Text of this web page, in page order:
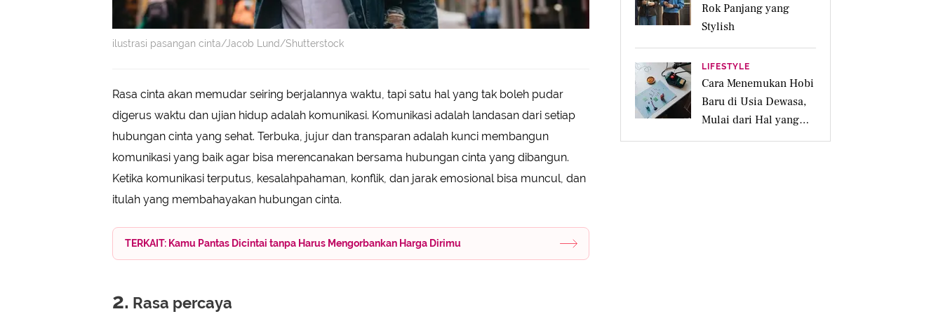
ilustrasi pasangan cinta/Jacob Lund/Shutterstock
Rasa cinta akan memudar seiring berjalannya waktu, tapi satu hal yang tak boleh pudar
digerus waktu dan ujian hidup adalah komunikasi. Komunikasi adalah landasan dari setiap
hubungan cinta yang sehat. Terbuka, jujur dan transparan adalah kunci membangun
komunikasi yang baik agar bisa merencanakan bersama hubungan cinta yang dibangun.
Ketika komunikasi terputus, kesalahpahaman, konflik, dan jarak emosional bisa muncul, dan
itulah yang membahayakan hubungan cinta.
TERKAIT: Kamu Pantas Dicintai tanpa Harus Mengorbankan Harga Dirimu
2. Rasa percaya
Rok Panjang yang
Stylish
LIFESTYLE
Cara Menemukan Hobi
Baru di Usia Dewasa,
Mulai dari Hal yang
Disukai